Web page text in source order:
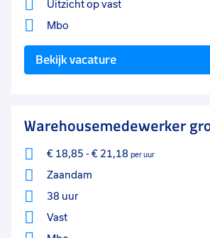
Uitzicht op vast
Mbo
Bekijk vacature
Warehousemedewerker
€ 18,85 - € 21,18 per uur
Zaandam
38 uur
Vast